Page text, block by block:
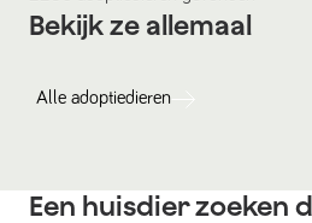
Bekijk ze allemaal
Alle adoptiedieren
Een huisdier zoeken